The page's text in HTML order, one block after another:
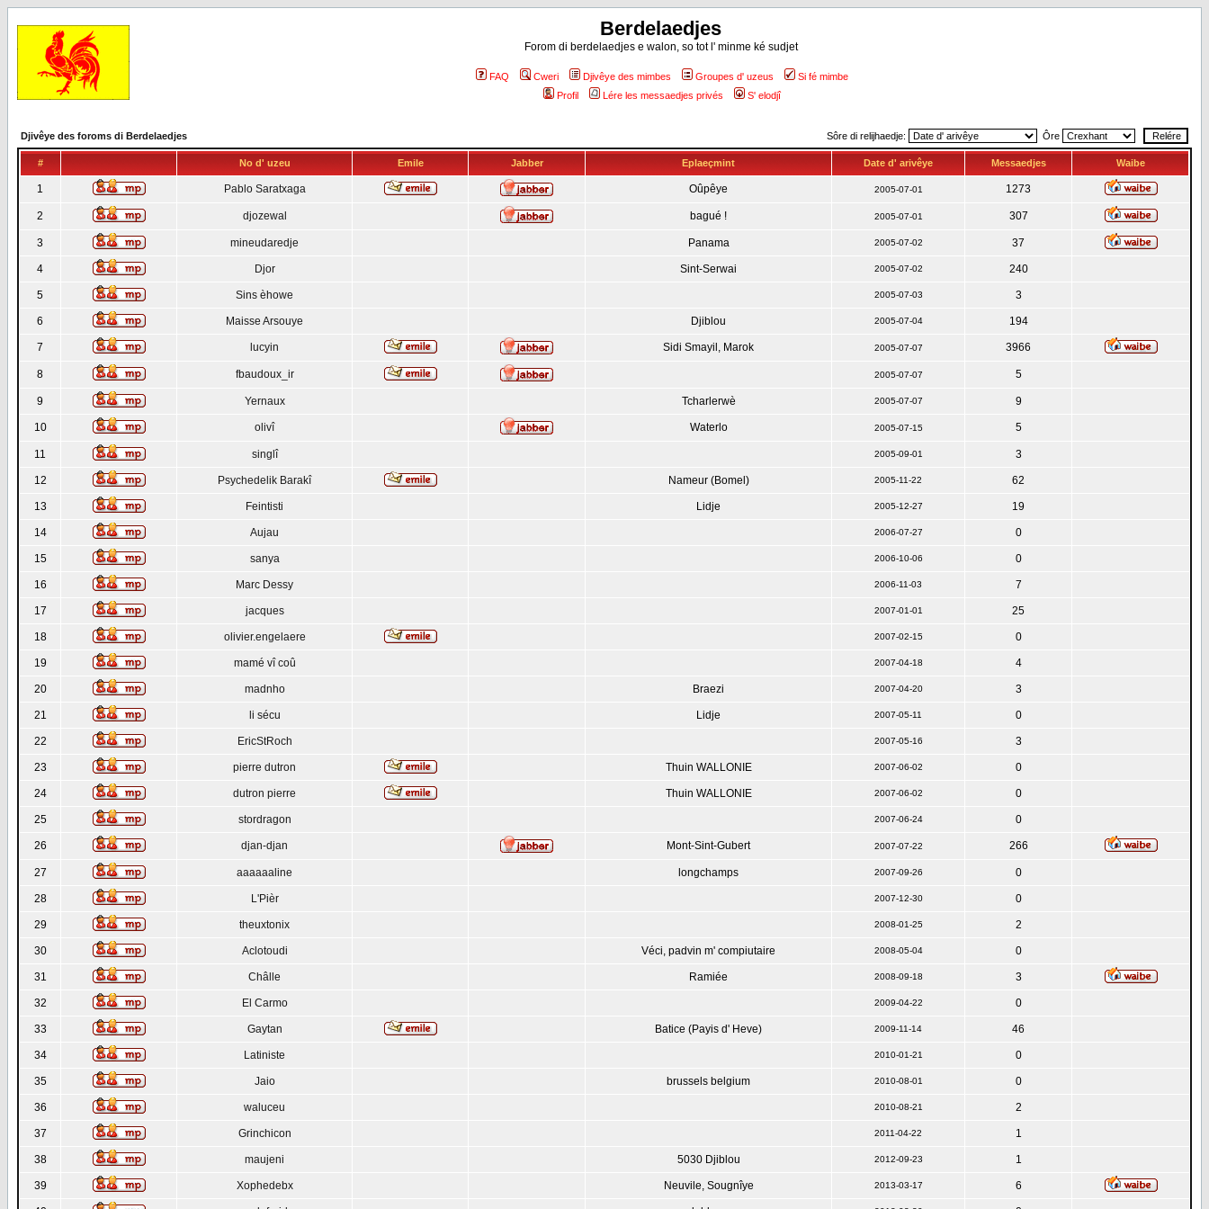
Berdelaedjes
Forom di berdelaedjes e walon, so tot l' minme ké sudjet
FAQ Cweri Djivêye des mimbes Groupes d' uzeus
Si fé mimbe
Profil
Lére les messaedjes privés S' elodjî
Djivêye des foroms di Berdelaedjes Sôre di relijhaedje: Ôre
# No d' uzeu Emile Jabber Eplaeçmint Date d' arivêye Messaedjes Waibe
1 Pablo Saratxaga Oûpêye 2005-07-01 1273
2 djozewal bagué ! 2005-07-01 307
3 mineudaredje Panama 2005-07-02 37
4 Djor Sint-Serwai 2005-07-02 240
5 Sins èhowe 2005-07-03 3
6 Maisse Arsouye Djiblou 2005-07-04 194
7 lucyin Sidi Smayil, Marok 2005-07-07 3966
8 fbaudoux_ir 2005-07-07 5
9 Yernaux Tcharlerwè 2005-07-07 9
10 olivî Waterlo 2005-07-15 5
11 singlî 2005-09-01 3
12 Psychedelik Barakî Nameur (Bomel) 2005-11-22 62
13 Feintisti Lidje 2005-12-27 19
14 Aujau 2006-07-27 0
15 sanya 2006-10-06 0
16 Marc Dessy 2006-11-03 7
17 jacques 2007-01-01 25
18 olivier.engelaere 2007-02-15 0
19 mamé vî coû 2007-04-18 4
20 madnho Braezi 2007-04-20 3
21 li sécu Lidje 2007-05-11 0
22 EricStRoch 2007-05-16 3
23 pierre dutron Thuin WALLONIE 2007-06-02 0
24 dutron pierre Thuin WALLONIE 2007-06-02 0
25 stordragon 2007-06-24 0
26 djan-djan Mont-Sint-Gubert 2007-07-22 266
27 aaaaaaline longchamps 2007-09-26 0
28 L'Pièr 2007-12-30 0
29 theuxtonix 2008-01-25 2
30 Aclotoudi Véci, padvin m' compiutaire 2008-05-04 0
31 Châlle Ramiée 2008-09-18 3
32 El Carmo 2009-04-22 0
33 Gaytan Batice (Payis d' Heve) 2009-11-14 46
34 Latiniste 2010-01-21 0
35 Jaio brussels belgium 2010-08-01 0
36 waluceu 2010-08-21 2
37 Grinchicon 2011-04-22 1
38 maujeni 5030 Djiblou 2012-09-23 1
39 Xophedebx Neuvile, Sougnîye 2013-03-17 6